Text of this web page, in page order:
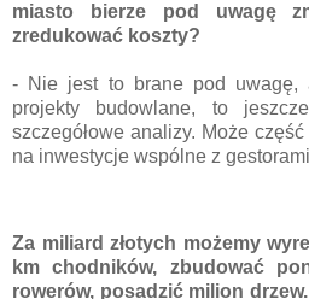
miasto bierze pod uwagę
zredukować koszty?
- Nie jest to brane pod uwagę,
projekty budowlane, to
szczegółowe analizy. Może
na inwestycje wspólne z
Za miliard złotych możemy
km chodników, zbudować
rowerów, posadzić milion